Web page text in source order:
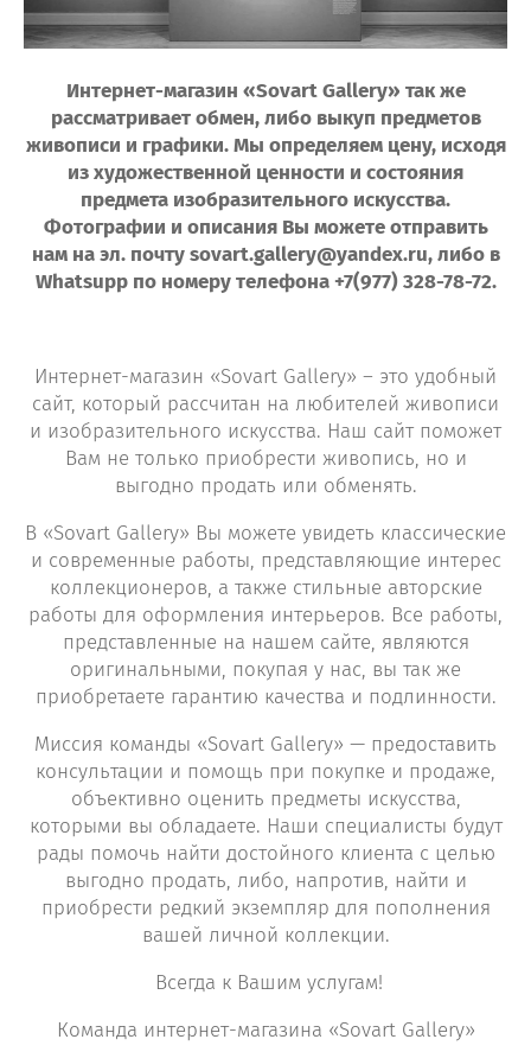
Интернет-магазин «Sovart Gallery» так же
рассматривает обмен, либо выкуп предметов
живописи и графики. Мы определяем цену, исходя
из художественной ценности и состояния
предмета изобразительного искусства.
Фотографии и описания Вы можете отправить
нам на эл. почту sovart.gallery@yandex.ru, либо в
Whatsupp по номеру телефона +7(977) 328-78-72.
Интернет-магазин «Sovart Gallery» – это удобный
сайт, который рассчитан на любителей живописи
и изобразительного искусства. Наш сайт поможет
Вам не только приобрести живопись, но и
выгодно продать или обменять.
В «Sovart Gallery» Вы можете увидеть классические
и современные работы, представляющие интерес
коллекционеров, а также стильные авторские
работы для оформления интерьеров. Все работы,
представленные на нашем сайте, являются
оригинальными, покупая у нас, вы так же
приобретаете гарантию качества и подлинности.
Миссия команды «Sovart Gallery» — предоставить
консультации и помощь при покупке и продаже,
объективно оценить предметы искусства,
которыми вы обладаете. Наши специалисты будут
рады помочь найти достойного клиента с целью
выгодно продать, либо, напротив, найти и
приобрести редкий экземпляр для пополнения
вашей личной коллекции.
Всегда к Вашим услугам!
Команда интернет-магазина «Sovart Gallery»